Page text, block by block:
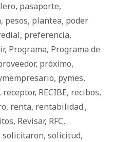
, pasaporte,
, pesos, plantea, poder
, preferencia,
, Programa, Programa de
, próximo,
, pymes,
, receptor, RECIBE, recibos,
, renta, rentabilidad.,
, Revisar, RFC,
solicitaron, solicitud,